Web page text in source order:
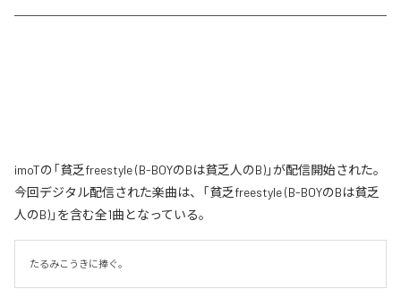
imoTの「貧乏freestyle (B-BOYのBは貧乏人のB)」が配信開始された。
今回デジタル配信された楽曲は、「貧乏freestyle (B-BOYのBは貧乏
人のB)」を含む全1曲となっている。
たるみこうきに捧ぐ。